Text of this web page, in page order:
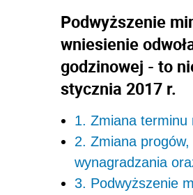
Podwyższenie
wniesienie
godzinowej - to
stycznia 2017 r.
1. Zmiana terminu
2. Zmiana
wynagradzania
3. Podwyższenie